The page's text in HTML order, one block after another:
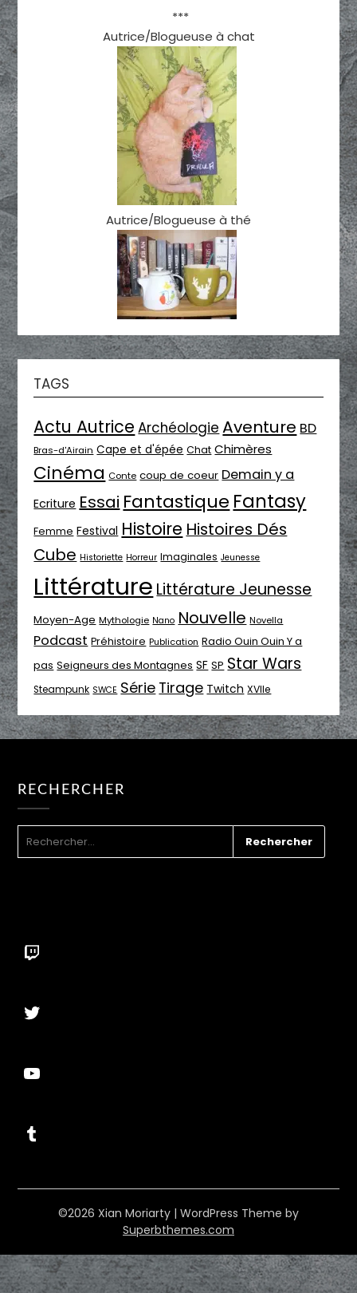
***
Autrice/Blogueuse à chat
Autrice/Blogueuse à thé
TAGS
Actu Autrice Archéologie Aventure BD
Bras-d'Airain Cape et d'épée Chat Chimères
Cinéma Conte coup de coeur Demain y a
Ecriture Essai Fantastique Fantasy
Femme Festival Histoire Histoires Dés
Cube Historiette Horreur Imaginales Jeunesse
Littérature Littérature Jeunesse
Moyen-Age Mythologie Nano Nouvelle Novella
Podcast Préhistoire Publication Radio Ouin Ouin Y a
pas Seigneurs des Montagnes SF SP Star Wars
Steampunk SWCE Série Tirage Twitch XVIIe
RECHERCHER
Twitch
Twitter
YouTube
Tumblr
©2026 Xian Moriarty | WordPress Theme by
Superbthemes.com